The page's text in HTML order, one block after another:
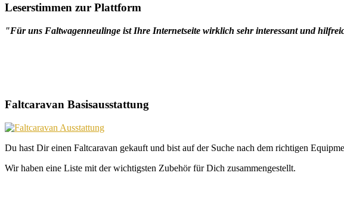
Leserstimmen zur Plattform
"Für uns Faltwagenneulinge ist Ihre Internetseite wirklich sehr interessant und
Faltcaravan Basisausstattung
Du hast Dir einen Faltcaravan gekauft und bist auf der Suche nach dem richtigen
Wir haben eine Liste mit der wichtigsten Zubehör für Dich zusammengestellt.